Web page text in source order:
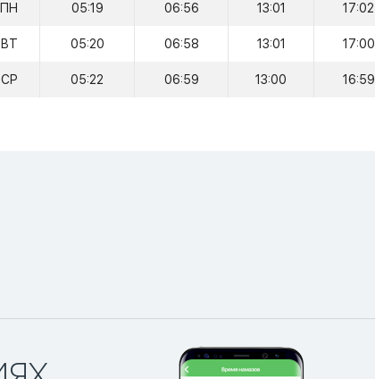
ПН 05:19 06:56 13:01 17:02
ВТ 05:20 06:58 13:01 17:00
СР 05:22 06:59 13:00 16:59